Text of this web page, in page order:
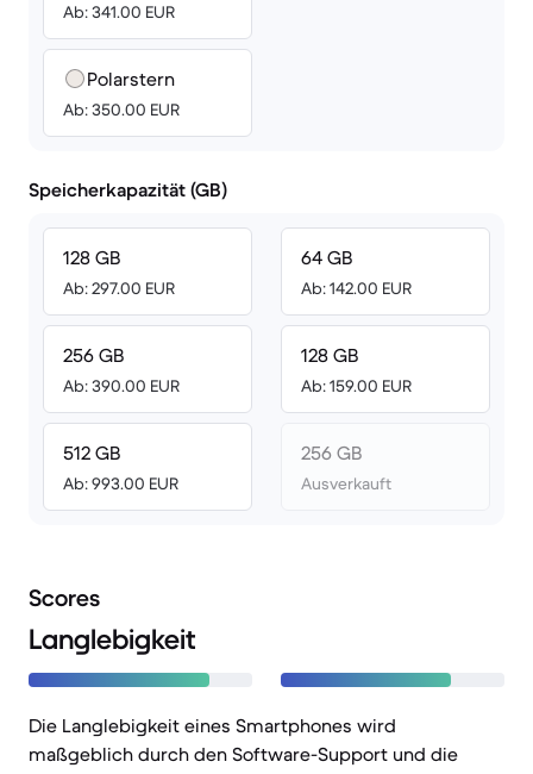
Ab: 341.00 EUR
Polarstern
Ab: 350.00 EUR
Speicherkapazität (GB)
128 GB
Ab: 297.00 EUR
256 GB
Ab: 390.00 EUR
512 GB
Ab: 993.00 EUR
64 GB
Ab: 142.00 EUR
128 GB
Ab: 159.00 EUR
256 GB
Ausverkauft
Scores
Langlebigkeit
Die Langlebigkeit eines Smartphones wird
maßgeblich durch den Software-Support und die